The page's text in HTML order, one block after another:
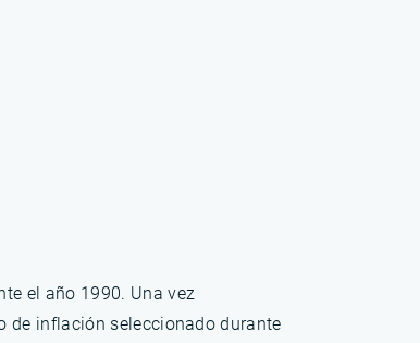
el año 1990. Una vez
de inflación seleccionado durante